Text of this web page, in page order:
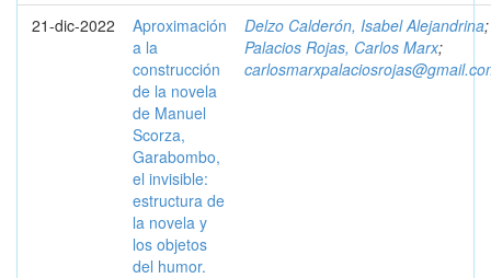
21-dic-2022
Aproximación
a la
construcción
de la novela
de Manuel
Scorza,
Garabombo,
el invisible:
estructura de
la novela y
los objetos
del humor.
Delzo Calderón, Isabel Alejandrina;
Palacios Rojas, Carlos Marx;